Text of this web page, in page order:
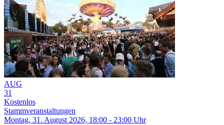
AUG
31
Kostenlos
Stammveranstaltungen
Montag, 31. August 2026, 18:00 - 23:00 Uhr